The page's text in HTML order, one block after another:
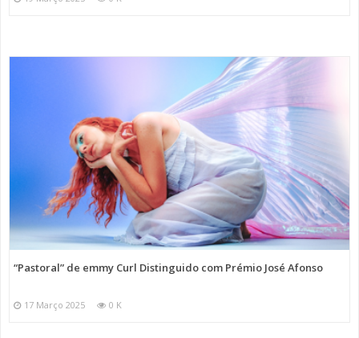
“Pastoral” de emmy Curl Distinguido com Prémio José Afonso
17 Março 2025 0 K